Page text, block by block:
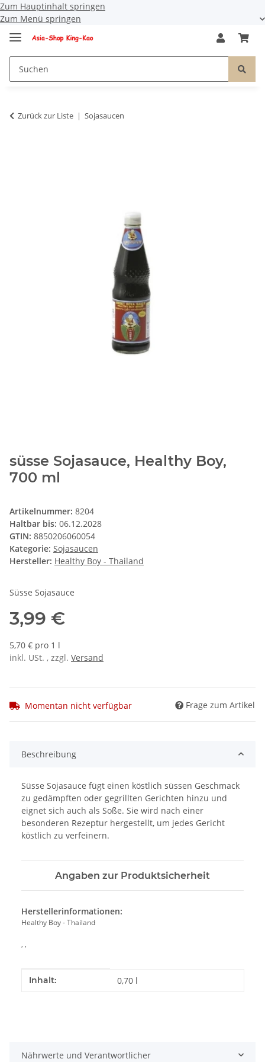
Zum Hauptinhalt springen
Zum Menü springen
Zurück zur Liste Sojasaucen
süsse Sojasauce, Healthy Boy,
700 ml
Artikelnummer: 8204
Haltbar bis: 06.12.2028
GTIN: 8850206060054
Kategorie: Sojasaucen
Hersteller: Healthy Boy - Thailand
Süsse Sojasauce
3,99 €
5,70 € pro 1 l
inkl. USt. , zzgl. Versand
Momentan nicht verfügbar Frage zum Artikel
Beschreibung
Süsse Sojasauce fügt einen köstlich süssen Geschmack
zu gedämpften oder gegrillten Gerichten hinzu und
eignet sich auch als Soße. Sie wird nach einer
besonderen Rezeptur hergestellt, um jedes Gericht
köstlich zu verfeinern.
Angaben zur Produktsicherheit
Herstellerinformationen:
Healthy Boy - Thailand
, ,
Produkteigenschaft
Wert
Inhalt: 0,70 l
Nährwerte und Verantwortlicher